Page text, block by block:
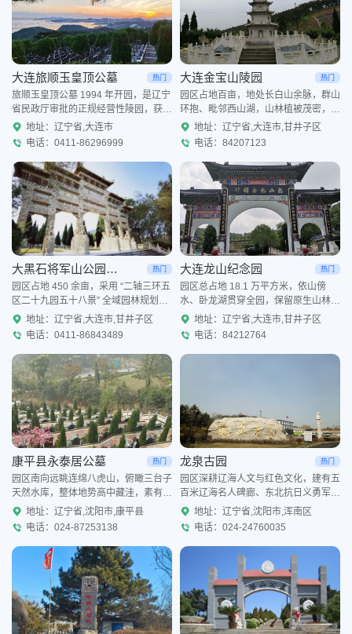
大连旅顺玉皇顶公墓 热门
旅顺玉皇顶公墓 1994 年开园，是辽宁
省民政厅审批的正规经营性陵园，获评
辽宁省一级公墓，隶属于顺屹实业集
团，坐落于高新区龙王塘五龙背山，背
靠主峰、面朝黄海，坐
地址：辽宁省,大连市
电话：0411-86296999
大连金宝山陵园 热门
园区占地百亩，地处长白山余脉，群山
环抱、毗邻西山湖，山林植被茂密，坐
北朝南格局开阔，整体融合佛教、儒家
孝道文化打造园林式安息空间，园内建
有七层祈福灵塔、九米弥勒
地址：辽宁省,大连市,甘井子区
电话：84207123
大黑石将军山公园公墓 热门
园区占地 450 余亩，采用 “二轴三环五
区二十九园五十八景” 全域园林规划，
广植松林、槐林等原生绿植，四季景致
分明，配套仿古石牌楼、景观步道、观
海平台等人文景
地址：辽宁省,大连市,甘井子区
电话：0411-86843489
大连龙山纪念园 热门
园区总占地 18.1 万平方米，依山傍
水、卧龙湖贯穿全园，保留原生山林生
态，打造瀑布水景、龙形绿植、亭台假
山等景观。园区划分松鹤园、龙凤园、
樱花园等多主题墓区，
地址：辽宁省,大连市,甘井子区
电话：84212764
康平县永泰居公墓 热门
园区南向远眺连绵八虎山，俯瞰三台子
天然水库，整体地势高中藏洼，素有
“聚宝盆” 的山水格局，园内广植松柏与
四季花木，绿化率高，山林清幽静谧。
园区规划多片标准化墓
地址：辽宁省,沈阳市,康平县
电话：024-87253138
龙泉古园 热门
园区深耕辽海人文与红色文化，建有五
百米辽海名人碑廊、东北抗日义勇军纪
念广场、全省海葬纪念园、特色须弥亭
等人文景观，兼具爱国主义教育基地功
能；分区设置松月新区、逸
地址：辽宁省,沈阳市,浑南区
电话：024-24760035